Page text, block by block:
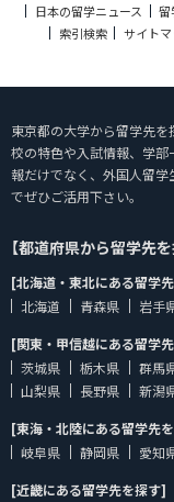
日本の留学ニュース 留
索引検索
サイト
東京都の大学から留学先を
校の特色や入試情報、学
報だけでなく、外国人留
でぜひご活用下さい。
【都道府県から留学先を
[北海道・東北にある留学
北海道
青森県 岩手
[関東・甲信越にある留学
茨城県
栃木県 群馬
山梨県
長野県
新潟
[東海・北陸にある留学先
岐阜県
静岡県 愛知
[近畿にある留学先を探す]